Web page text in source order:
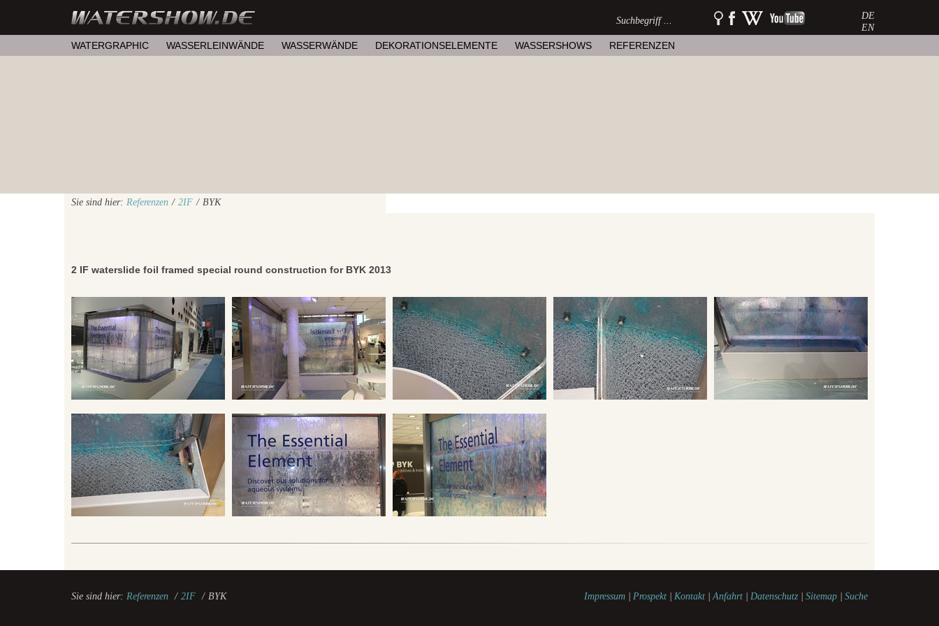
SUCHE:
DE
EN
watershow
auf
watershow
bei
watershow
WATERGRAPHIC WASSERLEINWÄNDE WASSERWÄNDE DEKORATIONSELEMENTE WASSERSHOWS REFERENZEN
Sie sind hier: Referenzen / 2IF / BYK
2 IF waterslide foil framed special round construction for BYK 2013
Impressum Prospekt Kontakt Anfahrt Datenschutz Sitemap Suche
Sie sind hier: Referenzen / 2IF / BYK